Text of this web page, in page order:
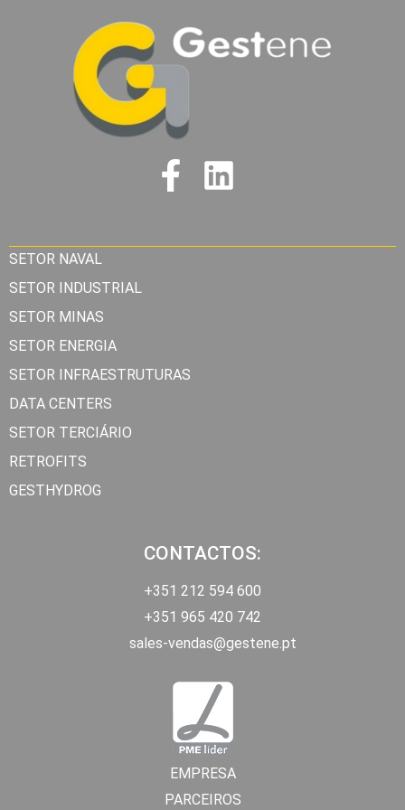
SETOR NAVAL
SETOR INDUSTRIAL
SETOR MINAS
SETOR ENERGIA
SETOR INFRAESTRUTURAS
DATA CENTERS
SETOR TERCIÁRIO
RETROFITS
GESTHYDROG
CONTACTOS:
+351 212 594 600
+351 965 420 742
sales-vendas@gestene.pt
EMPRESA
PARCEIROS